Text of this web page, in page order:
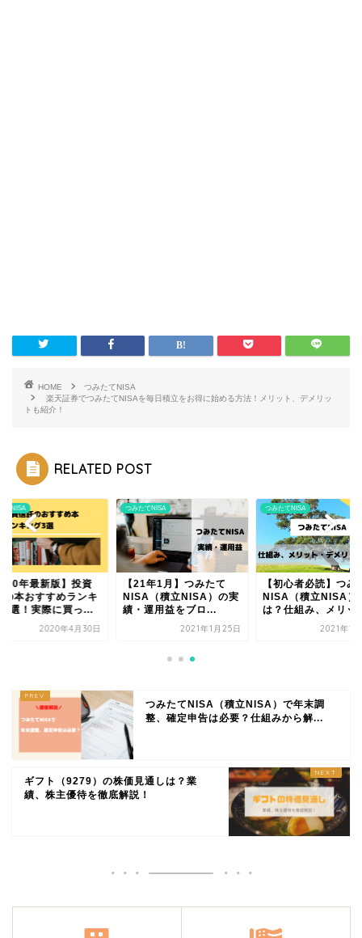
HOME
つみたてNISA
楽天証券でつみたてNISAを毎日積立をお得に始める方法！メリット、デメリッ
トも紹介！
RELATED POST
てNISA
年最新版】投資
の本おすすめランキ
3選！実際に買っ...
2020年4月30日
つみたてNISA
【21年1月】つみたて
NISA（積立NISA）の実
績・運用益をブロ...
2021年1月25日
つみたてNISA
【初心者必読】つみ
NISA（積立NISA）
は？仕組み、メリッ
2021年1
つみたてNISA（積立NISA）で年末調
整、確定申告は必要？仕組みから解...
ギフト（9279）の株価見通しは？業
績、株主優待を徹底解説！